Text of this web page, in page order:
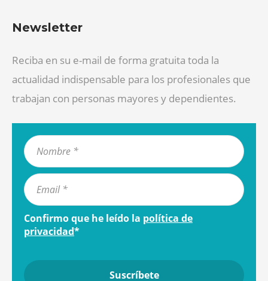
Newsletter
Reciba en su e-mail de forma gratuita toda la
actualidad indispensable para los profesionales que
trabajan con personas mayores y dependientes.
Confirmo que he leído la política de
privacidad*